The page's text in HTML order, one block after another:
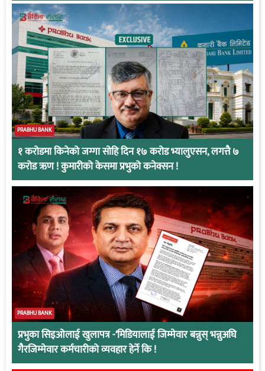
PRABHU BANK
१ करोडमा किनेको जग्गा सोहि दिन १७ करोड भ्यालुएसन, लगत्तै ७
करोड ऋण ! कुमारीको केसमा प्रभुको कनेक्सन !
PRABHU BANK
प्रभुका सिइओलाई खुलापत्र -‘मिडियालाई जिम्मेवार बन्नुस् भन्नुअघि
गैरजिम्मेवार कर्मचारीको व्यवहार हेर्ने कि !